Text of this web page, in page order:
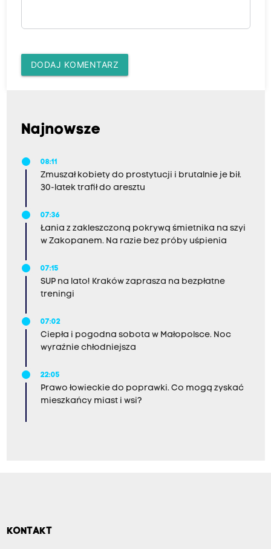
DODAJ KOMENTARZ
Najnowsze
08:11
Zmuszał kobiety do prostytucji i brutalnie je bił.
30-latek trafił do aresztu
07:36
Łania z zakleszczoną pokrywą śmietnika na szyi
w Zakopanem. Na razie bez próby uśpienia
07:15
SUP na lato! Kraków zaprasza na bezpłatne
treningi
07:02
Ciepła i pogodna sobota w Małopolsce. Noc
wyraźnie chłodniejsza
22:05
Prawo łowieckie do poprawki. Co mogą zyskać
mieszkańcy miast i wsi?
KONTAKT